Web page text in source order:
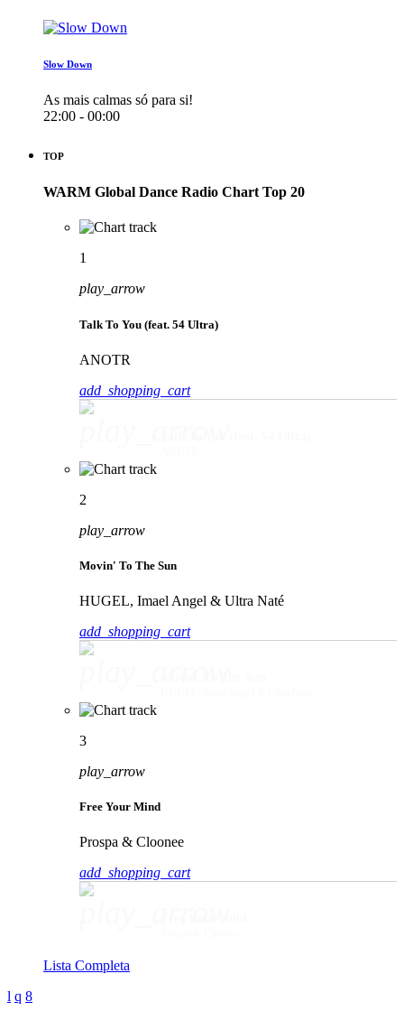
Slow Down
As mais calmas só para si!
22:00 - 00:00
TOP
WARM Global Dance Radio Chart Top 20
1
play_arrow
Talk To You (feat. 54 Ultra)
ANOTR
add_shopping_cart
2
play_arrow
Movin' To The Sun
HUGEL, Imael Angel & Ultra Naté
add_shopping_cart
3
play_arrow
Free Your Mind
Prospa & Cloonee
add_shopping_cart
Lista Completa